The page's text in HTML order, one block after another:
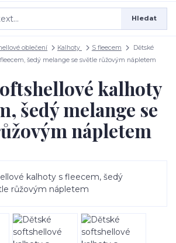
Hledat
oblečení Kalhoty S fleecem
Dětské
šedý melange se světle růžovým nápletem
kalhoty
šedý melange se
nápletem